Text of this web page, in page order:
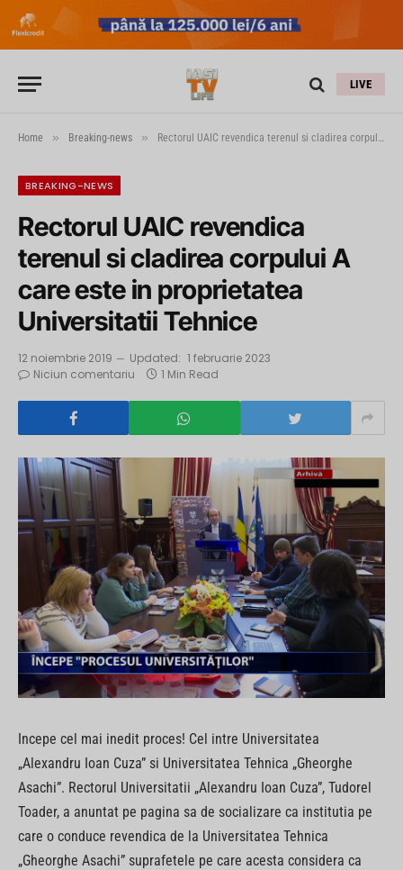
LIVE
Home » Breaking-news » Rectorul UAIC revendica terenul si cladirea corpului A care este in proprietatea Universitatii Tehnice
BREAKING-NEWS
Rectorul UAIC revendica
terenul si cladirea corpului A
care este in proprietatea
Universitatii Tehnice
12 noiembrie 2019 Updated: 1 februarie 2023
Niciun comentariu
1 Min Read
Incepe cel mai inedit proces! Cel intre Universitatea
„Alexandru Ioan Cuza” si Universitatea Tehnica „Gheorghe
Asachi”. Rectorul Universitatii „Alexandru Ioan Cuza”, Tudorel
Toader, a anuntat pe pagina sa de socializare ca institutia pe
care o conduce revendica de la Universitatea Tehnica
„Gheorghe Asachi” suprafetele pe care acesta considera ca